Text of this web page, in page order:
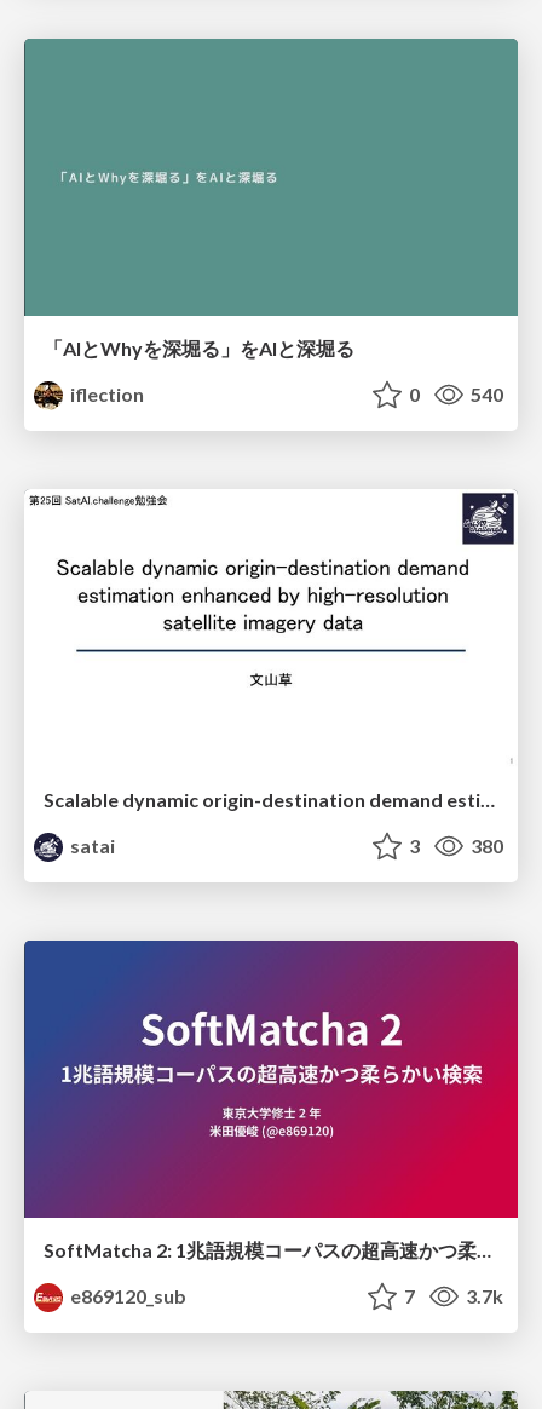
「AIとWhyを深堀る」をAIと深堀る
iflection
0 540
satai
3 380
SoftMatcha 2: 1兆語規模コーパスの超高速かつ柔らかい検索
e869120_sub
7 3.7k